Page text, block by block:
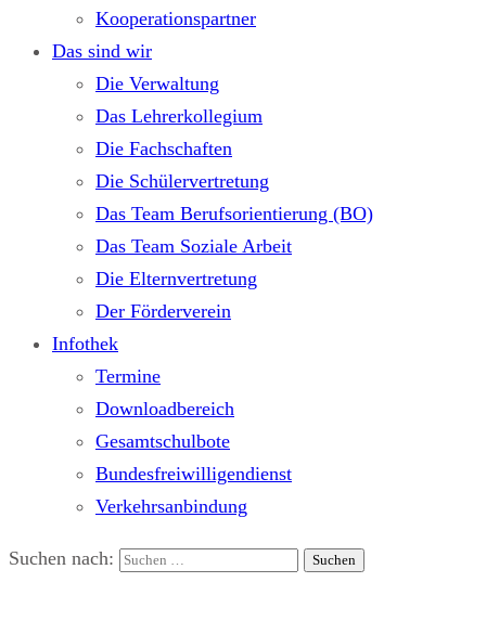
Kooperationspartner
Das sind wir
Die Verwaltung
Das Lehrerkollegium
Die Fachschaften
Die Schülervertretung
Das Team Berufsorientierung (BO)
Das Team Soziale Arbeit
Die Elternvertretung
Der Förderverein
Infothek
Termine
Downloadbereich
Gesamtschulbote
Bundesfreiwilligendienst
Verkehrsanbindung
Suchen nach: